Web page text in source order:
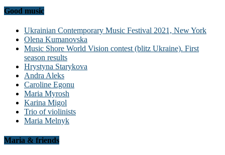
Good music
Ukrainian Contemporary Music Festival 2021, New York
Olena Kumanovska
Music Shore World Vision contest (blitz Ukraine). First
season results
Hrystyna Starykova
Andra Aleks
Caroline Egonu
Maria Myrosh
Karina Migol
Trio of violinists
Maria Melnyk
Maria & friends